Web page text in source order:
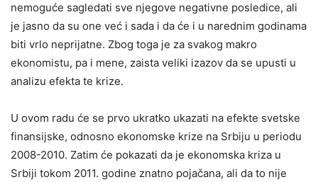
nemoguće sagledati sve njegove negativne posledice, ali
je jasno da su one već i sada i da će i u narednim godinama
biti vrlo neprijatne. Zbog toga je za svakog makro
ekonomistu, pa i mene, zaista veliki izazov da se upusti u
analizu efekta te krize.
U ovom radu će se prvo ukratko ukazati na efekte svetske
finansijske, odnosno ekonomske krize na Srbiju u periodu
2008-2010. Zatim će pokazati da je ekonomska kriza u
Srbiji tokom 2011. godine znatno pojačana, ali da to nije